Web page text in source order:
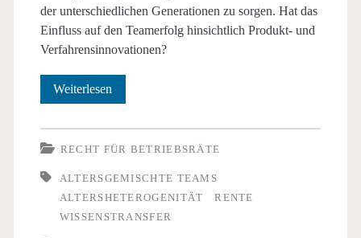
der unterschiedlichen Generationen zu sorgen. Hat das
Einfluss auf den Teamerfolg hinsichtlich Produkt- und
Verfahrensinnovationen?
Weiterlesen
und
betriebliche
Innovationsfähigkeit
RECHT FÜR BETRIEBSRÄTE
ALTERSGEMISCHTE TEAMS
ALTERSHETEROGENITÄT
RENTE
WISSENSTRANSFER